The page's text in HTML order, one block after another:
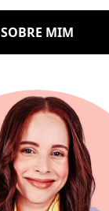
SOBRE MIM